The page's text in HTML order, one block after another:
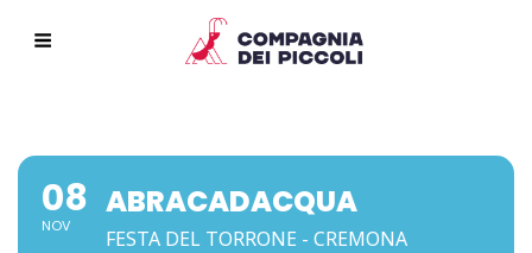
08
NOV
ABRACADACQUA
FESTA DEL TORRONE - CREMONA